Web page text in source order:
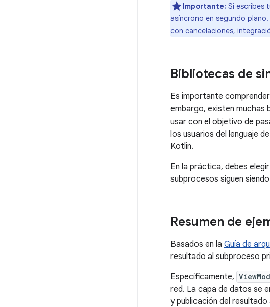
Importante: Si escribes
asíncrono en segundo
con cancelaciones,
Bibliotecas de
Es importante
embargo, existen
usar con el objetivo de
los usuarios del lenguaje
Kotlin.
En la práctica, debes
subprocesos siguen
Resumen de
Basados en la Guía de
resultado al subproceso
Específicamente,
red. La capa de datos se
y publicación del